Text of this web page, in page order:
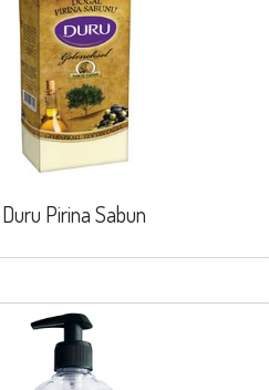
Duru Pirina Sabun